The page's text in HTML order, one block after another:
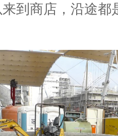
到商店，沿途都